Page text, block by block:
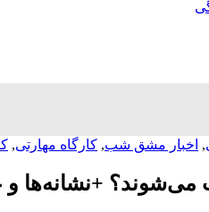
, اخبار مشق شب, کارگاه مهارتی,
می‌شوند؟ +نشانه‌ها و